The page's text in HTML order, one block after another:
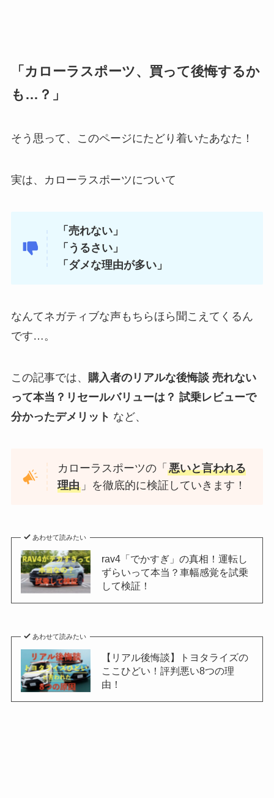
「カローラスポーツ、買って後悔するか
も…？」
そう思って、このページにたどり着いたあなた！
実は、カローラスポーツについて
「売れない」
「うるさい」
「ダメな理由が多い」
なんてネガティブな声もちらほら聞こえてくるん
です…。
この記事では、 購入者のリアルな後悔談 売れない
って本当？リセールバリューは？ 試乗レビューで
分かったデメリット など、
カローラスポーツの「悪いと言われる
理由 」を徹底的に検証していきます！
あわせて読みたい
rav4「でかすぎ」の真相！運転し
ずらいって本当？車幅感覚を試乗
して検証！
あわせて読みたい
【リアル後悔談】トヨタライズの
ここひどい！評判悪い8つの理
由！